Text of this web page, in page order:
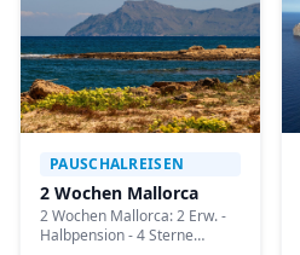
PAUSCHALREISEN
2 Wochen Mallorca
2 Wochen Mallorca: 2 Erw. -
Halbpension - 4 Sterne